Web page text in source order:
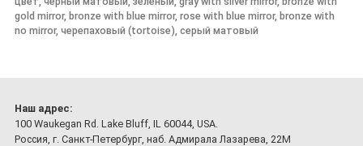
gold mirror, bronze with blue mirror, rose with blue mirror, bronze with
no mirror, черепаховый (tortoise), серый матовый
Наш адрес:
100 Waukegan Rd. Lake Bluff, IL 60044, USA.
Россия, г. Санкт-Петербург, наб. Адмирала Лазарева, 22М